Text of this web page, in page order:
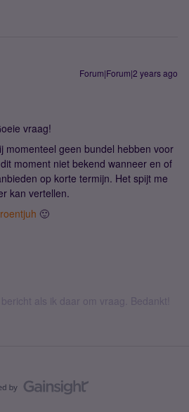
Forum|Forum|2 years ago
vraag!
momenteel geen bundel hebben voor
moment niet bekend wanneer en of
op korte termijn. Het spijt me
kan vertellen.
🙂
als ik daar om vraag. Bedankt!